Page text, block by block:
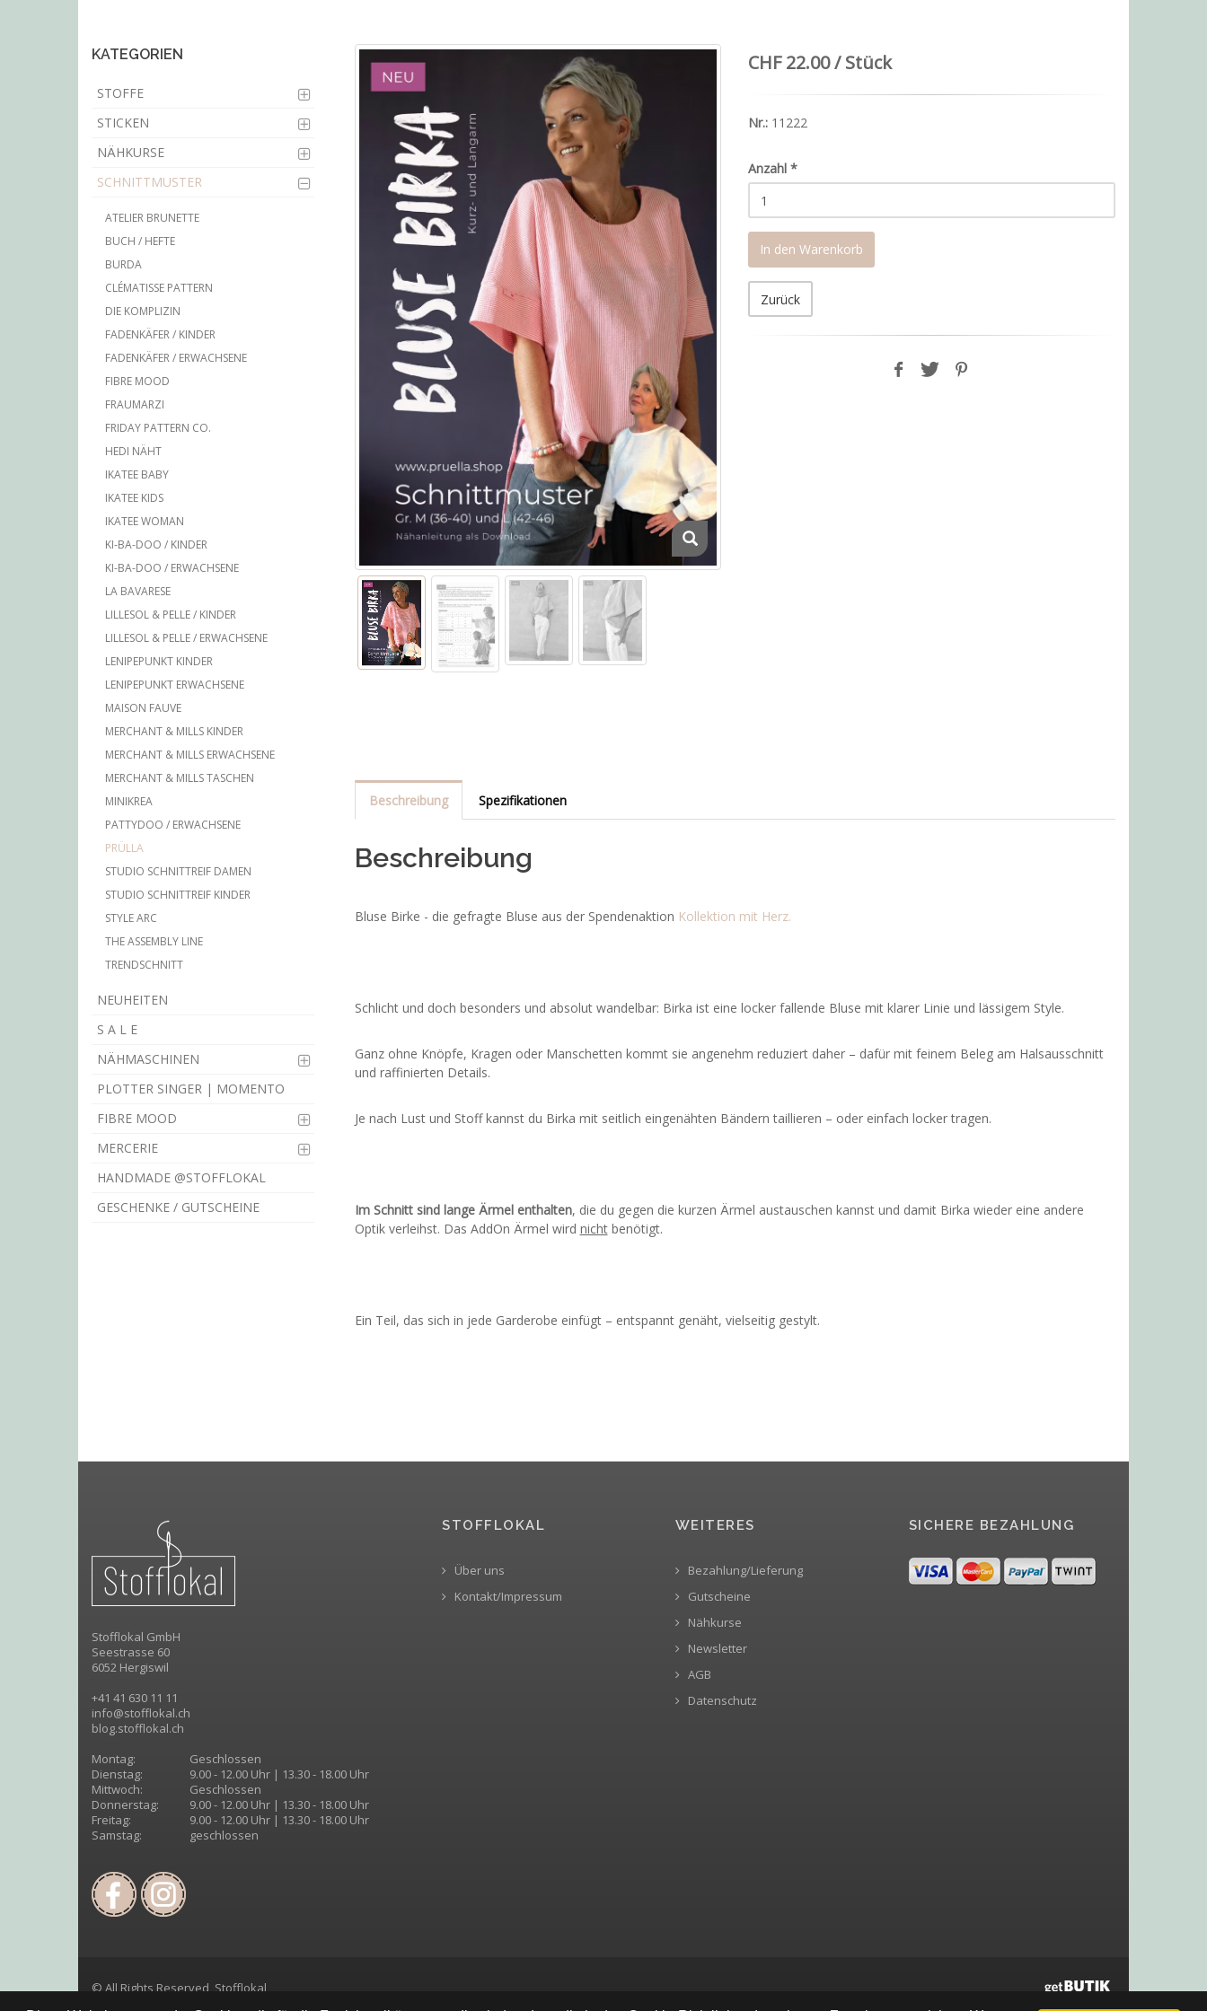
KATEGORIEN
STOFFE
STICKEN
NÄHKURSE
SCHNITTMUSTER
ATELIER BRUNETTE
BUCH / HEFTE
BURDA
CLÉMATISSE PATTERN
DIE KOMPLIZIN
FADENKÄFER / KINDER
FADENKÄFER / ERWACHSENE
FIBRE MOOD
FRAUMARZI
FRIDAY PATTERN CO.
HEDI NÄHT
IKATEE BABY
IKATEE KIDS
IKATEE WOMAN
KI-BA-DOO / KINDER
KI-BA-DOO / ERWACHSENE
LA BAVARESE
LILLESOL & PELLE / KINDER
LILLESOL & PELLE / ERWACHSENE
LENIPEPUNKT KINDER
LENIPEPUNKT ERWACHSENE
MAISON FAUVE
MERCHANT & MILLS KINDER
MERCHANT & MILLS ERWACHSENE
MERCHANT & MILLS TASCHEN
MINIKREA
PATTYDOO / ERWACHSENE
PRÜLLA
STUDIO SCHNITTREIF DAMEN
STUDIO SCHNITTREIF KINDER
STYLE ARC
THE ASSEMBLY LINE
TRENDSCHNITT
NEUHEITEN
S A L E
NÄHMASCHINEN
PLOTTER SINGER | MOMENTO
FIBRE MOOD
MERCERIE
HANDMADE @STOFFLOKAL
GESCHENKE / GUTSCHEINE
CHF 22.00 / Stück
Nr.: 11222
Anzahl *
In den Warenkorb
Zurück
Beschreibung Spezifikationen
Beschreibung
Bluse Birke - die gefragte Bluse aus der Spendenaktion Kollektion mit Herz.
Schlicht und doch besonders und absolut wandelbar: Birka ist eine locker fallende Bluse mit klarer Linie und lässigem Style.
Ganz ohne Knöpfe, Kragen oder Manschetten kommt sie angenehm reduziert daher – dafür mit feinem Beleg am Halsausschnitt
und raffinierten Details.
Je nach Lust und Stoff kannst du Birka mit seitlich eingenähten Bändern taillieren – oder einfach locker tragen.
Im Schnitt sind lange Ärmel enthalten, die du gegen die kurzen Ärmel austauschen kannst und damit Birka wieder eine andere
Optik verleihst. Das AddOn Ärmel wird nichtbenötigt.
Ein Teil, das sich in jede Garderobe einfügt – entspannt genäht, vielseitig gestylt.
Stofflokal GmbH
Seestrasse 60
6052 Hergiswil
+41 41 630 11 11
info@stofflokal.ch
blog.stofflokal.ch
Montag:
Geschlossen
Dienstag:
9.00 - 12.00 Uhr | 13.30 - 18.00 Uhr
Mittwoch:
Geschlossen
Donnerstag:
9.00 - 12.00 Uhr | 13.30 - 18.00 Uhr
Freitag:
9.00 - 12.00 Uhr | 13.30 - 18.00 Uhr
Samstag:
geschlossen
STOFFLOKAL
Über uns
Kontakt/Impressum
WEITERES
Bezahlung/Lieferung
Gutscheine
Nähkurse
Newsletter
AGB
Datenschutz
SICHERE BEZAHLUNG
© All Rights Reserved, Stofflokal